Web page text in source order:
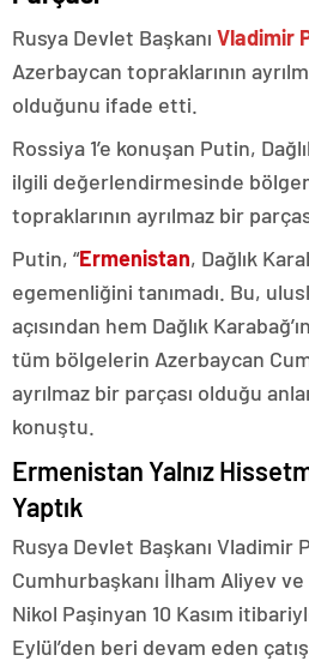
Rusya Devlet Başkanı Vladimir
Azerbaycan topraklarının
olduğunu ifade etti.
Rossiya 1’e konuşan Putin,
ilgili değerlendirmesinde
topraklarının ayrılmaz bir
Putin, “Ermenistan, Dağlık
egemenliğini tanımadı. Bu,
açısından hem Dağlık
tüm bölgelerin Azerbaycan
ayrılmaz bir parçası olduğu
konuştu.
Ermenistan Yalnız
Yaptık
Rusya Devlet Başkanı Vladimir
Cumhurbaşkanı İlham Aliyev
Nikol Paşinyan 10 Kasım
Eylül’den beri devam eden